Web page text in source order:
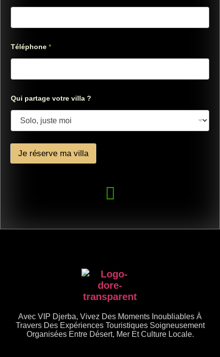
Téléphone *
Q
o
Qui partage votre villa ?
Je réserve ma villa
Avec VIP Djerba, Vivez Des Moments Inoubliables À
Travers Des Expériences Touristiques Soigneusement
Organisées Entre Désert, Mer Et Culture Locale.